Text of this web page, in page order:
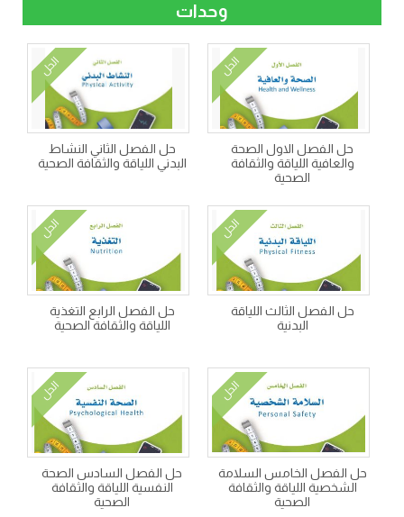
وحدات
الحل
حل الفصل الاول الصحة
والعافية اللياقة والثقافة
الصحية
الحل
حل الفصل الثاني النشاط
البدني اللياقة والثقافة الصحية
الحل
حل الفصل الثالث اللياقة
البدنية
الحل
حل الفصل الرابع التغذية
اللياقة والثقافة الصحية
الحل
حل الفصل الخامس السلامة
الشخصية اللياقة والثقافة
الصحية
الحل
حل الفصل السادس الصحة
النفسية اللياقة والثقافة
الصحية